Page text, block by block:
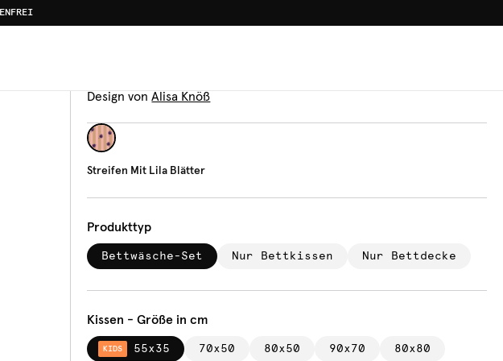
Bettwäsche
Design von Alisa Knöß
Streifen Mit Lila Blätter
Produkttyp
Bettwäsche-Set Nur Bettkissen Nur Bettdecke
Kissen - Größe in cm
KIDS 55x35 70x50 80x50 90x70 80x80